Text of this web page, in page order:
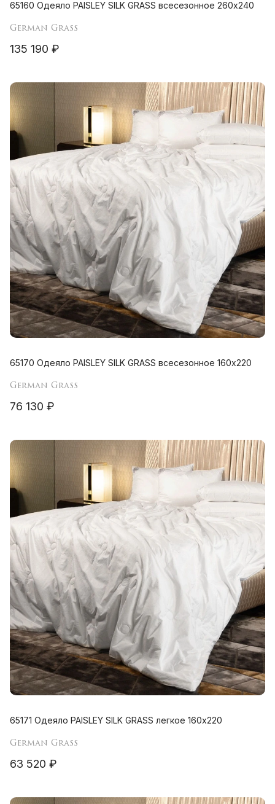
65160 Одеяло PAISLEY SILK GRASS всесезонное 260х240
German Grass
135 190 ₽
65170 Одеяло PAISLEY SILK GRASS всесезонное 160х220
German Grass
76 130 ₽
65171 Одеяло PAISLEY SILK GRASS легкое 160х220
German Grass
63 520 ₽